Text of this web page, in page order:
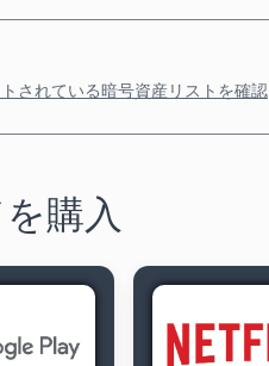
されている暗号資産リストを確認
購入